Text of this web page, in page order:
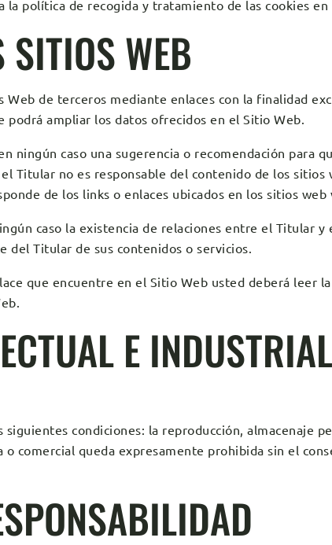
política de recogida y tratamiento de las cookies en
SITIOS WEB
Web de terceros mediante enlaces con la finalidad
ampliar los datos ofrecidos en el Sitio Web.
ningún caso una sugerencia o recomendación para
Titular no es responsable del contenido de los
de los links o enlaces ubicados en los sitios
caso la existencia de relaciones entre el Titular
del Titular de sus contenidos o servicios.
que encuentre en el Sitio Web usted deberá leer
E INDUSTRIAL
siguientes condiciones: la reproducción, almacenaje
comercial queda expresamente prohibida sin el